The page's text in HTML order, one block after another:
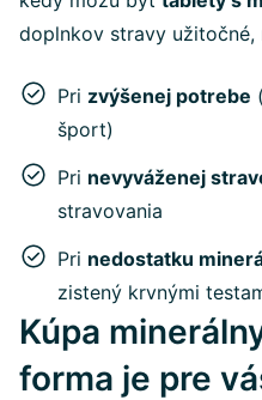
doplnkov stravy užitočné,
Pri zvýšenej potrebe
šport)
Pri nevyváženej
stravovania
Pri nedostatku
zistený krvnými
Kúpa
forma je pre